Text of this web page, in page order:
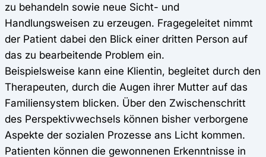
zu behandeln sowie neue Sicht- und
Handlungsweisen zu erzeugen. Fragegeleitet nimmt
der Patient dabei den Blick einer dritten Person auf
das zu bearbeitende Problem ein.
Beispielsweise kann eine Klientin, begleitet durch den
Therapeuten, durch die Augen ihrer Mutter auf das
Familiensystem blicken. Über den Zwischenschritt
des Perspektivwechsels können bisher verborgene
Aspekte der sozialen Prozesse ans Licht kommen.
Patienten können die gewonnenen Erkenntnisse in